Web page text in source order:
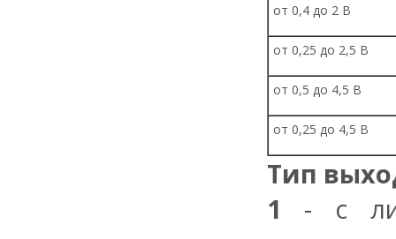
от 0,4 до 2 В
от 0,25 до 2,5 В
от 0,5 до 4,5 В
от 0,25 до 4,5 В
Тип
1 - с